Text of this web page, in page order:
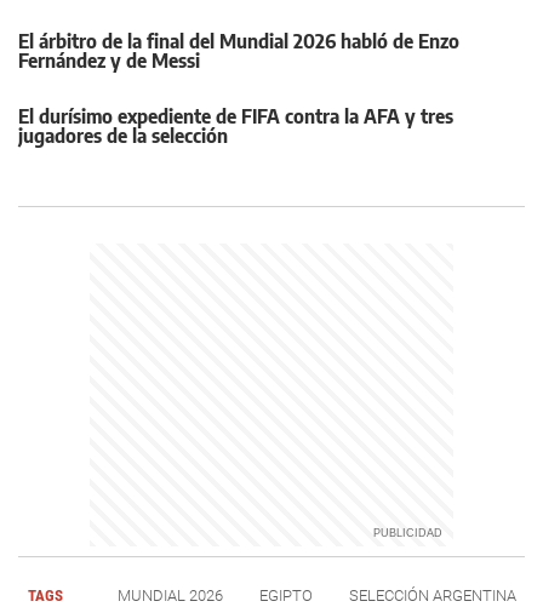
El árbitro de la final del Mundial 2026 habló de Enzo
Fernández y de Messi
El durísimo expediente de FIFA contra la AFA y tres
jugadores de la selección
TAGS MUNDIAL 2026 EGIPTO SELECCIÓN ARGENTINA